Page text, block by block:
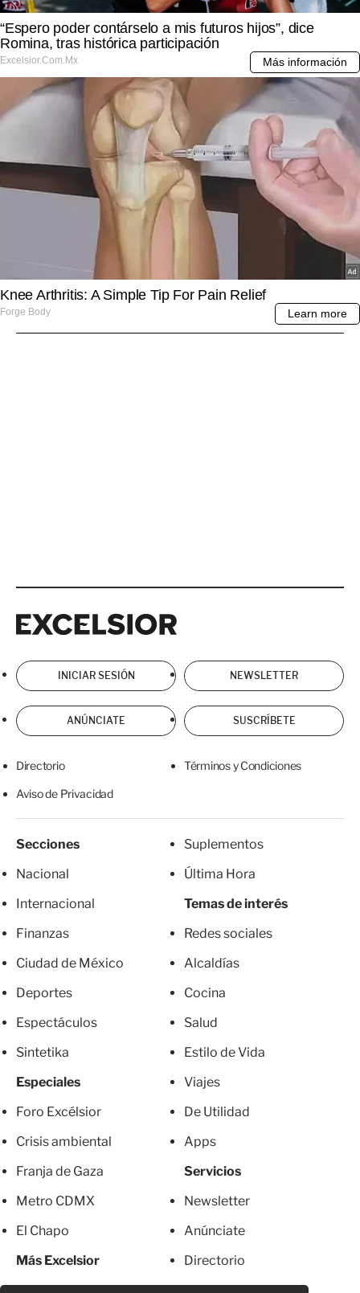
INICIAR SESIÓN NEWSLETTER
ANÚNCIATE SUSCRÍBETE
Directorio Términos y Condiciones
Aviso de Privacidad
Secciones
Nacional
Internacional
Finanzas
Ciudad de México
Deportes
Espectáculos
Sintetika
Especiales
Foro Excélsior
Crisis ambiental
Franja de Gaza
Metro CDMX
El Chapo
Más Excelsior
Suplementos
Última Hora
Temas de interés
Redes sociales
Alcaldías
Cocina
Salud
Estilo de Vida
Viajes
De Utilidad
Apps
Servicios
Newsletter
Anúnciate
Directorio